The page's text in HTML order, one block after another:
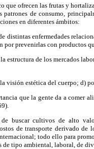
que ofrecen las frutas y
patrones de consumo,
en diferentes ámbitos:
distintas enfermedades
por prevenirlas con productos
estructura de los mercados
visión estética del cuerpo; d)
que la gente da a comer
buscar cultivos de alto
de transporte derivado de
todo ello para
de tipo ambiental, laboral, de